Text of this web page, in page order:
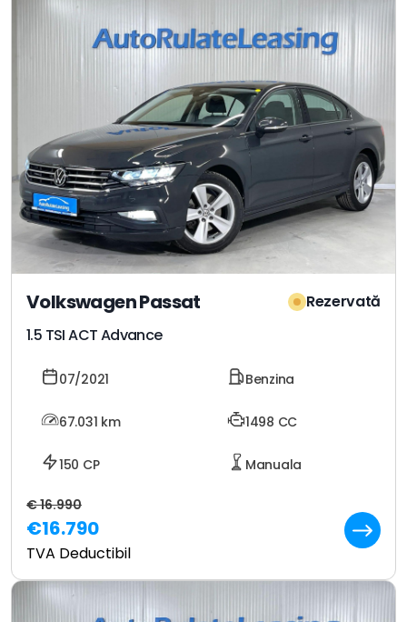
Volkswagen Passat
1.5 TSI ACT Advance
Rezervată
07/2021 Benzina
67.031 km 1498 CC
150 CP Manuala
€ 16.990
€16.790
TVA Deductibil